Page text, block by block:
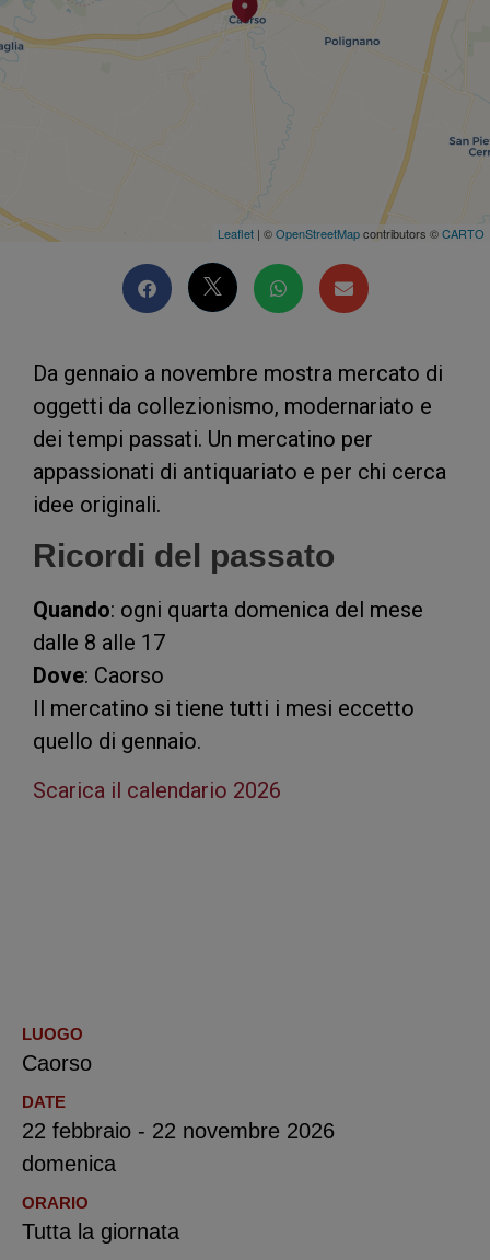
Leaflet | ©OpenStreetMapcontributors ©CARTO
Da gennaio a novembre mostra mercato di
oggetti da collezionismo, modernariato e
dei tempi passati. Un mercatino per
appassionati di antiquariato e per chi cerca
idee originali.
Ricordi del passato
Quando: ogni quarta domenica del mese
dalle 8 alle 17
Dove: Caorso
Il mercatino si tiene tutti i mesi eccetto
quello di gennaio.
Scarica il calendario 2026
LUOGO
Caorso
DATE
22 febbraio - 22 novembre 2026
domenica
ORARIO
Tutta la giornata